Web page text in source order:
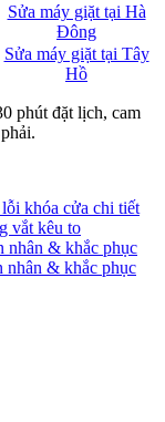
Sửa máy giặt tại Hà
Đông
Sửa máy giặt tại Tây
Hồ
phút đặt lịch, cam
khóa cửa chi tiết
vắt kêu to
nhân & khắc phục
nhân & khắc phục